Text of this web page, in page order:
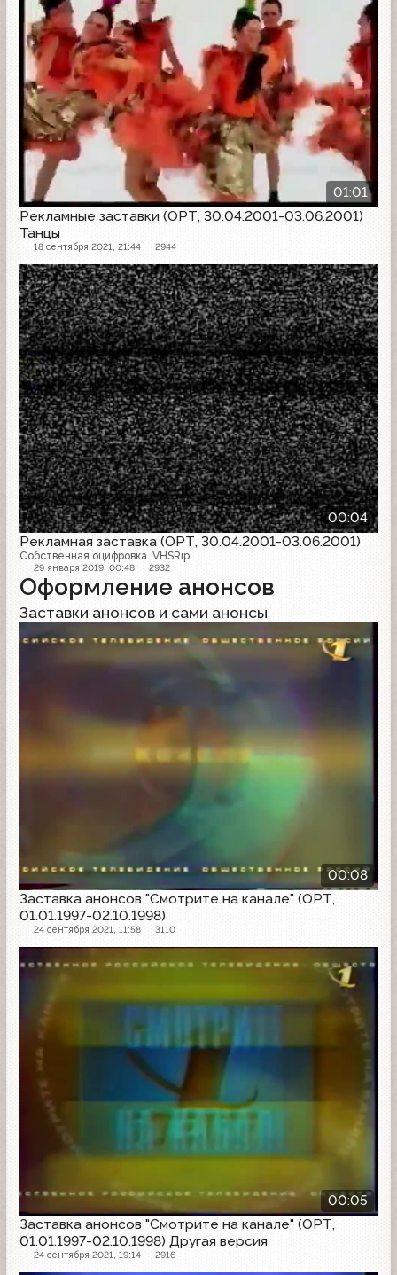
01:01
Рекламные заставки (ОРТ, 30.04.2001-03.06.2001)
Танцы
18 сентября 2021, 21:44 2944
00:04
Рекламная заставка (ОРТ, 30.04.2001-03.06.2001)
Собственная оцифровка. VHSRip
29 января 2019, 00:48 2932
Рекламная заставка
Оформление анонсов
Заставки анонсов и сами анонсы
00:08
Заставка анонсов "Смотрите на канале" (ОРТ,
01.01.1997-02.10.1998)
24 сентября 2021, 11:58 3110
00:05
Заставка анонсов "Смотрите на канале" (ОРТ,
01.01.1997-02.10.1998) Другая версия
24 сентября 2021, 19:14 2916